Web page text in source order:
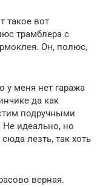
такое вот
трамблера с
Он, полюс,
у меня нет гаража
да как
подручными
Не идеально, но
лезть, так хоть
верная.